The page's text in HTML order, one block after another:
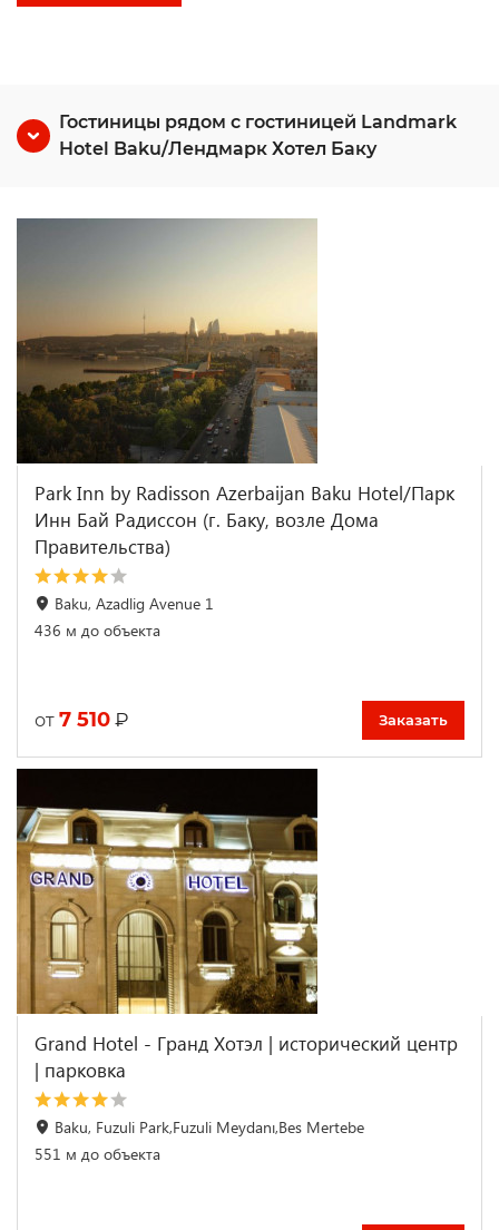
Гостиницы рядом с гостиницей Landmark
Hotel Baku/Лендмарк Хотел Баку
Park Inn by Radisson Azerbaijan Baku Hotel/Парк
Инн Бай Радиссон (г. Баку, возле Дома
Правительства)
Baku, Azadlig Avenue 1
436 м до объекта
от 7 510 ₽ Заказать
Grand Hotel - Гранд Хотэл | исторический центр
| парковка
Baku, Fuzuli Park,Fuzuli Meydanı,Bes Mertebe
551 м до объекта